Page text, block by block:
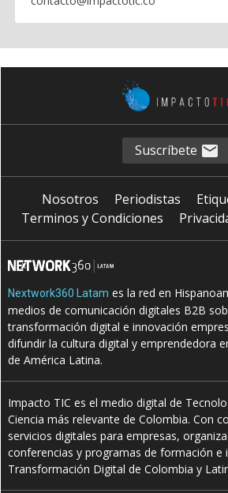
Suscríbete
Nosotros Periodistas
Terminos y Condiciones
Nextwork360 Latam es la red en
medios de comunicación digitales B2B
transformación digital e innovación
difundir la cultura digital y emprendedora
de América Latina.
Impacto TIC es el medio digital de
Ciencia más relevante de Colombia. Con
servicios digitales para empresas,
conferencias y programas de formación e
Transformación Digital de Colombia y